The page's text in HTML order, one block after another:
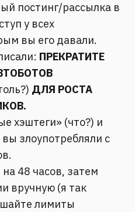
постинг/рассылка в
у всех
вы его давали.
ПРЕКРАТИТЕ
ДЛЯ РОСТА
хэштеги» (что?) и
злоупотребляли с
48 часов, затем
вручную (я так
лимиты